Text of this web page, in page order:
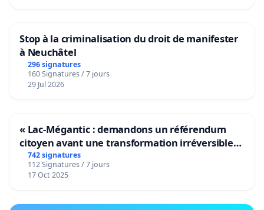
Stop à la criminalisation du droit de manifester
à Neuchâtel
296 signatures
160 Signatures / 7 jours
29 Jul 2026
« Lac-Mégantic : demandons un référendum
citoyen avant une transformation irréversible
de notre territoire »
742 signatures
112 Signatures / 7 jours
17 Oct 2025